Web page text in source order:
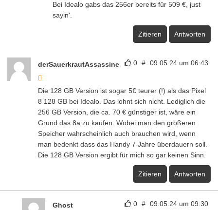
Bei Idealo gabs das 256er bereits für 509 €, just
sayin'.
Zitieren Antworten
0 # 09.05.24 um 06:43
derSauerkrautAssassine
Die 128 GB Version ist sogar 5€ teurer (!) als das Pixel
8 128 GB bei Idealo. Das lohnt sich nicht. Lediglich die
256 GB Version, die ca. 70 € günstiger ist, wäre ein
Grund das 8a zu kaufen. Wobei man den größeren
Speicher wahrscheinlich auch brauchen wird, wenn
man bedenkt dass das Handy 7 Jahre überdauern soll.
Die 128 GB Version ergibt für mich so gar keinen Sinn.
Zitieren Antworten
0 # 09.05.24 um 09:30
Ghost